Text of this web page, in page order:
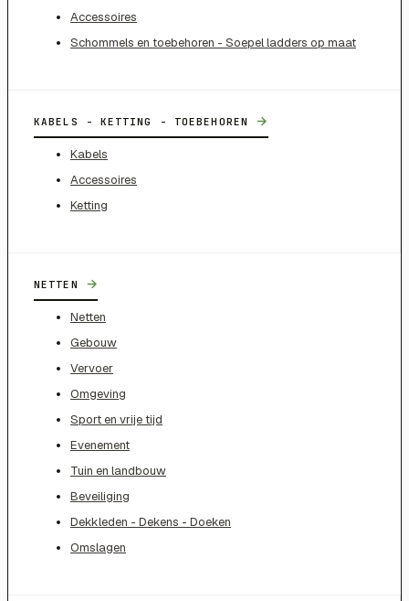
Accessoires
Schommels en toebehoren - Soepel ladders op maat
KABELS - KETTING - TOEBEHOREN →
Kabels
Accessoires
Ketting
NETTEN →
Netten
Gebouw
Vervoer
Omgeving
Sport en vrije tijd
Evenement
Tuin en landbouw
Beveiliging
Dekkleden - Dekens - Doeken
Omslagen